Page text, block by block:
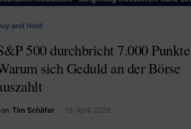
and Hold
500 durchbricht 7.000
sich Geduld an der Börse
Tim Schäfer 15. April 2026